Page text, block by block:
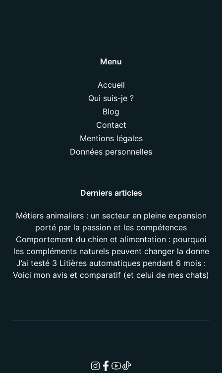
Menu
Accueil
Qui suis-je ?
Blog
Contact
Mentions légales
Données personnelles
Derniers articles
Métiers animaliers : un secteur en pleine expansion
porté par la passion et les compétences
Comportement du chien et alimentation : pourquoi
les compléments naturels peuvent changer la donne
J’ai testé 3 Litières automatiques pendant 6 mois :
Voici mon avis et comparatif (et celui de mes chats)